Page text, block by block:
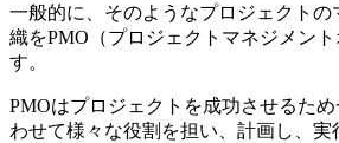
一般的に、そのようなプロジェクトの
織をPMO（プロジェクトマネジメン
す。
PMOはプロジェクトを成功させるた
わせて様々な役割を担い、計画し、実